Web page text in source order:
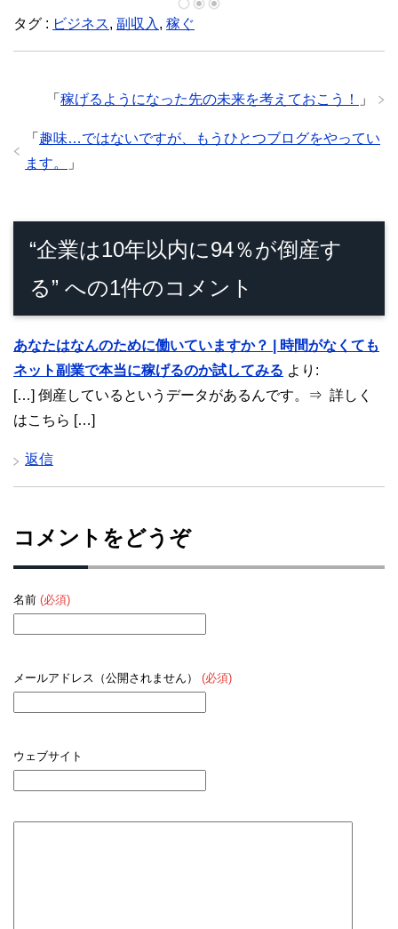
タグ : ビジネス, 副収入 , 稼ぐ
「 稼げるようになった先の未来を考えておこう！ 」
「 趣味…ではないですが、もうひとつブログをやってい
ます。
」
“企業は10年以内に94％が倒産す
る” への1件のコメント
あなたはなんのために働いていますか？ | 時間がなくても
ネット副業で本当に稼げるのか試してみる より:
[…] 倒産しているというデータがあるんです。⇒ 詳しく
はこちら […]
返信
コメントをどうぞ
名前 (必須)
メールアドレス（公開されません） (必須)
ウェブサイト